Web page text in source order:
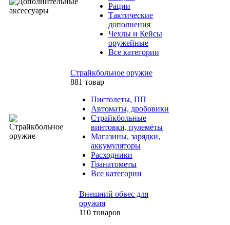
Рации
Тактические
дополнения
Чехлы и Кейсы
оружейные
Все категории
Страйкбольное оружие
881 товар
Пистолеты, ПП
Автоматы, дробовики
Страйкбольные
винтовки, пулемёты
Магазины, зарядки,
аккумуляторы
Расходники
Гранатометы
Все категории
Внешний обвес для
оружия
110 товаров